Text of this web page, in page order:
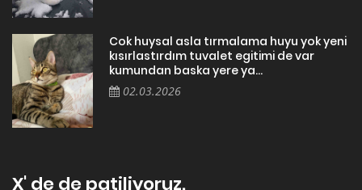
Cok huysal asla tırmalama huyu yok yeni
kısırlastırdım tuvalet egitimi de var
kumundan baska yere ya...
02.03.2026
X' de de patiliyoruz.